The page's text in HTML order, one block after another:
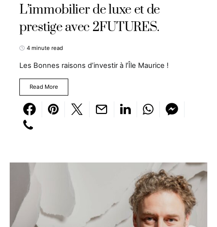
L’immobilier de luxe et de
prestige avec 2FUTURES.
4 minute read
Les Bonnes raisons d’investir à l’Île Maurice !
Read More